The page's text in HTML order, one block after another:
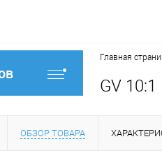
Главная
GV 10:1
ОБЗОР ТОВАРА